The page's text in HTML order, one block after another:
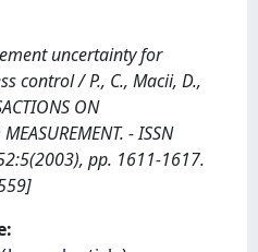
uncertainty for
control / P., C., Macii, D.,
ON
- ISSN
pp. 1611-1617.